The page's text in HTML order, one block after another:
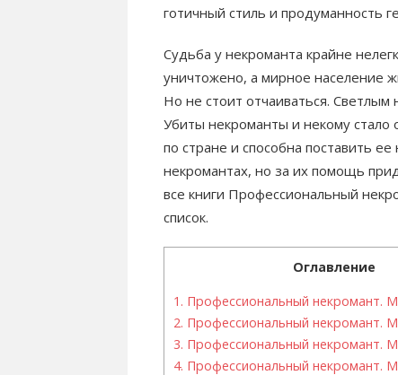
готичный стиль и продуманность
Судьба у некроманта крайне
уничтожено, а мирное население
Но не стоит отчаиваться.
Убиты некроманты и некому стало
по стране и способна поставить
некромантах, но за их помощь
все книги Профессиональный
список.
Оглавление
1. Профессиональный некромант.
2. Профессиональный некромант.
3. Профессиональный некромант.
4. Профессиональный некромант.